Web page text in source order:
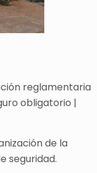
reglamentaria
obligatorio |
de la
seguridad.